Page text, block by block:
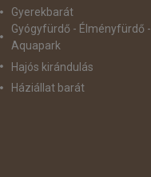
Gyerekbarát
Gyógyfürdő - Élményfürdő -
Aquapark
Hajós kirándulás
Háziállat barát